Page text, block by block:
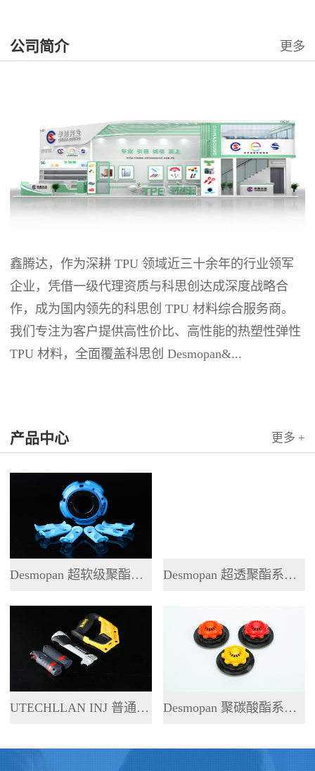
公司简介 更多
鑫腾达，作为深耕 TPU 领域近三十余年的行业领军
企业，凭借一级代理资质与科思创达成深度战略合
作，成为国内领先的科思创 TPU 材料综合服务商。
我们专注为客户提供高性价比、高性能的热塑性弹性
TPU 材料，全面覆盖科思创 Desmopan&...
产品中心 更多 +
Desmopan 超软级聚酯系列 TPU Desmopan 超透聚酯系列 TPU
UTECHLLAN INJ 普通聚酯系列 TPU Desmopan 聚碳酸酯系列 TPU